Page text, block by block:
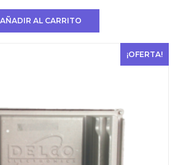
era:
es:
AÑADIR AL CARRITO
¡OFERTA!